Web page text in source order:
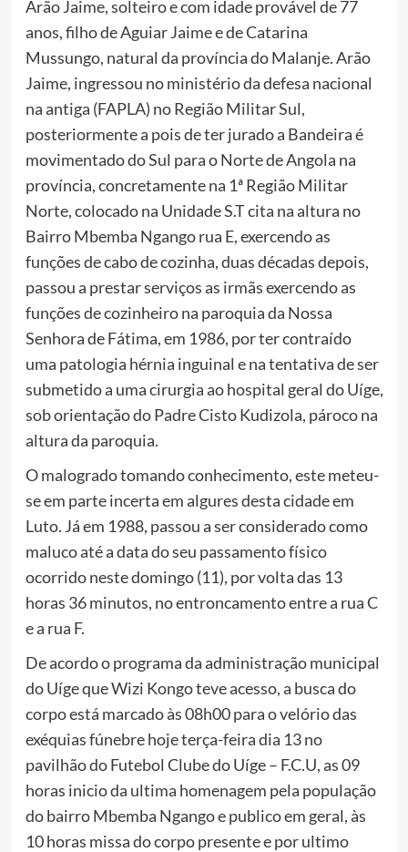
Arão Jaime, solteiro e com idade provável de 77
anos, filho de Aguiar Jaime e de Catarina
Mussungo, natural da província do Malanje. Arão
Jaime, ingressou no ministério da defesa nacional
na antiga (FAPLA) no Região Militar Sul,
posteriormente a pois de ter jurado a Bandeira é
movimentado do Sul para o Norte de Angola na
província, concretamente na 1ª Região Militar
Norte, colocado na Unidade S.T cita na altura no
Bairro Mbemba Ngango rua E, exercendo as
funções de cabo de cozinha, duas décadas depois,
passou a prestar serviços as irmãs exercendo as
funções de cozinheiro na paroquia da Nossa
Senhora de Fátima, em 1986, por ter contraído
uma patologia hérnia inguinal e na tentativa de ser
submetido a uma cirurgia ao hospital geral do Uíge,
sob orientação do Padre Cisto Kudizola, pároco na
altura da paroquia.
O malogrado tomando conhecimento, este meteu-
se em parte incerta em algures desta cidade em
Luto. Já em 1988, passou a ser considerado como
maluco até a data do seu passamento físico
ocorrido neste domingo (11), por volta das 13
horas 36 minutos, no entroncamento entre a rua C
e a rua F.
De acordo o programa da administração municipal
do Uíge que Wizi Kongo teve acesso, a busca do
corpo está marcado às 08h00 para o velório das
exéquias fúnebre hoje terça-feira dia 13 no
pavilhão do Futebol Clube do Uíge – F.C.U, as 09
horas inicio da ultima homenagem pela população
do bairro Mbemba Ngango e publico em geral, às
10 horas missa do corpo presente e por ultimo